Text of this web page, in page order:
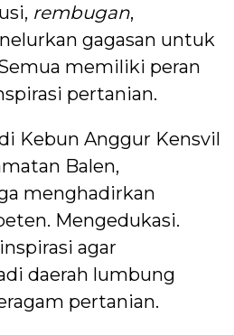
rembugan,
gagasan untuk
memiliki peran
pertanian.
Kebun Anggur Kensvil
Balen,
menghadirkan
Mengedukasi.
agar
daerah lumbung
pertanian.